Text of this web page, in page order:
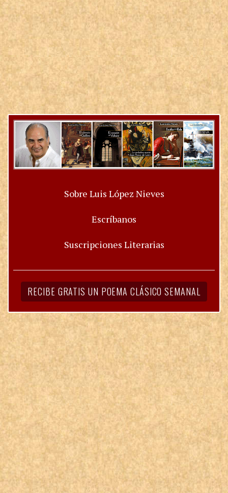
Sobre Luis López Nieves
Escríbanos
Suscripciones Literarias
RECIBE GRATIS UN POEMA CLÁSICO SEMANAL